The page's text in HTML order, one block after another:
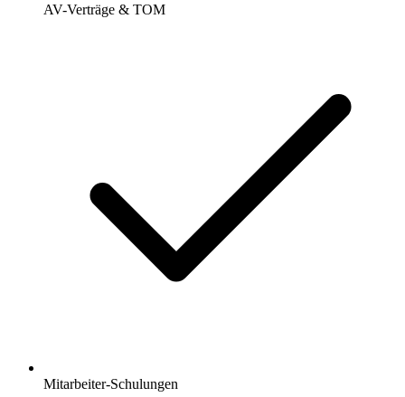
AV-Verträge & TOM
Mitarbeiter-Schulungen